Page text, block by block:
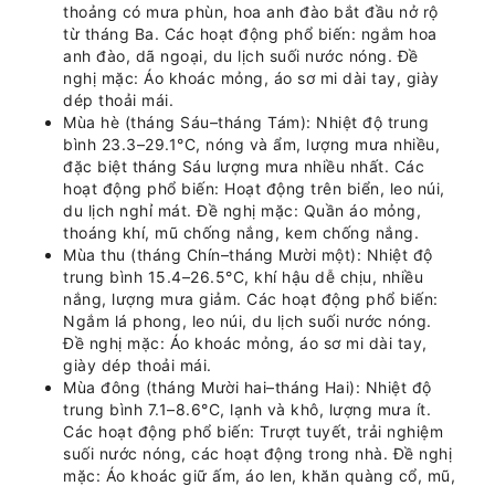
thoảng có mưa phùn, hoa anh đào bắt đầu nở rộ
từ tháng Ba. Các hoạt động phổ biến: ngắm hoa
anh đào, dã ngoại, du lịch suối nước nóng. Đề
nghị mặc: Áo khoác mỏng, áo sơ mi dài tay, giày
dép thoải mái.
Mùa hè (tháng Sáu–tháng Tám): Nhiệt độ trung
bình 23.3–29.1°C, nóng và ẩm, lượng mưa nhiều,
đặc biệt tháng Sáu lượng mưa nhiều nhất. Các
hoạt động phổ biến: Hoạt động trên biển, leo núi,
du lịch nghỉ mát. Đề nghị mặc: Quần áo mỏng,
thoáng khí, mũ chống nắng, kem chống nắng.
Mùa thu (tháng Chín–tháng Mười một): Nhiệt độ
trung bình 15.4–26.5°C, khí hậu dễ chịu, nhiều
nắng, lượng mưa giảm. Các hoạt động phổ biến:
Ngắm lá phong, leo núi, du lịch suối nước nóng.
Đề nghị mặc: Áo khoác mỏng, áo sơ mi dài tay,
giày dép thoải mái.
Mùa đông (tháng Mười hai–tháng Hai): Nhiệt độ
trung bình 7.1–8.6°C, lạnh và khô, lượng mưa ít.
Các hoạt động phổ biến: Trượt tuyết, trải nghiệm
suối nước nóng, các hoạt động trong nhà. Đề nghị
mặc: Áo khoác giữ ấm, áo len, khăn quàng cổ, mũ,